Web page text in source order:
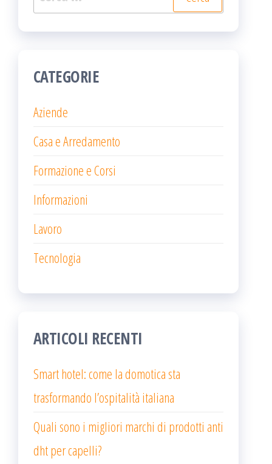
per:
CATEGORIE
Aziende
Casa e Arredamento
Formazione e Corsi
Informazioni
Lavoro
Tecnologia
ARTICOLI RECENTI
Smart hotel: come la domotica sta
trasformando l’ospitalità italiana
Quali sono i migliori marchi di prodotti anti
dht per capelli?